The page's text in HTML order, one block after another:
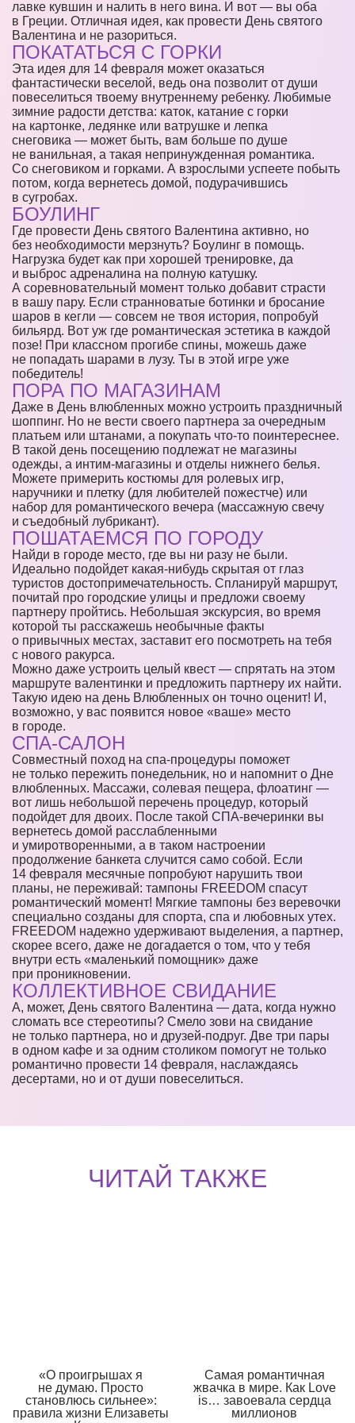
лавке кувшин и налить в него вина. И вот — вы оба
в Греции. Отличная идея, как провести День святого
Валентина и не разориться.
ПОКАТАТЬСЯ С ГОРКИ
Эта идея для 14 февраля может оказаться
фантастически веселой, ведь она позволит от души
повеселиться твоему внутреннему ребенку. Любимые
зимние радости детства: каток, катание с горки
на картонке, ледянке или ватрушке и лепка
снеговика — может быть, вам больше по душе
не ванильная, а такая непринужденная романтика.
Со снеговиком и горками. А взрослыми успеете побыть
потом, когда вернетесь домой, подурачившись
в сугробах.
БОУЛИНГ
Где провести День святого Валентина активно, но
без необходимости мерзнуть? Боулинг в помощь.
Нагрузка будет как при хорошей тренировке, да
и выброс адреналина на полную катушку.
А соревновательный момент только добавит страсти
в вашу пару. Если странноватые ботинки и бросание
шаров в кегли — совсем не твоя история, попробуй
бильярд. Вот уж где романтическая эстетика в каждой
позе! При классном прогибе спины, можешь даже
не попадать шарами в лузу. Ты в этой игре уже
победитель!
ПОРА ПО МАГАЗИНАМ
Даже в День влюбленных можно устроить праздничный
шоппинг. Но не вести своего партнера за очередным
платьем или штанами, а покупать что-то поинтереснее.
В такой день посещению подлежат не магазины
одежды, а интим-магазины и отделы нижнего белья.
Можете примерить костюмы для ролевых игр,
наручники и плетку (для любителей пожестче) или
набор для романтического вечера (массажную свечу
и съедобный лубрикант).
ПОШАТАЕМСЯ ПО ГОРОДУ
Найди в городе место, где вы ни разу не были.
Идеально подойдет какая-нибудь скрытая от глаз
туристов достопримечательность. Спланируй маршрут,
почитай про городские улицы и предложи своему
партнеру пройтись. Небольшая экскурсия, во время
которой ты расскажешь необычные факты
о привычных местах, заставит его посмотреть на тебя
с нового ракурса.
Можно даже устроить целый квест — спрятать на этом
маршруте валентинки и предложить партнеру их найти.
Такую идею на день Влюбленных он точно оценит! И,
возможно, у вас появится новое «ваше» место
в городе.
СПА-САЛОН
Совместный поход на спа-процедуры поможет
не только пережить понедельник, но и напомнит о Дне
влюбленных. Массажи, солевая пещера, флоатинг —
вот лишь небольшой перечень процедур, который
подойдет для двоих. После такой СПА-вечеринки вы
вернетесь домой расслабленными
и умиротворенными, а в таком настроении
продолжение банкета случится само собой. Если
14 февраля месячные попробуют нарушить твои
планы, не переживай: тампоны FREEDOM спасут
романтический момент! Мягкие тампоны без веревочки
специально созданы для спорта, спа и любовных утех.
FREEDOM надежно удерживают выделения, а партнер,
скорее всего, даже не догадается о том, что у тебя
внутри есть «маленький помощник» даже
при проникновении.
КОЛЛЕКТИВНОЕ СВИДАНИЕ
А, может, День святого Валентина — дата, когда нужно
сломать все стереотипы? Смело зови на свидание
не только партнера, но и друзей-подруг. Две три пары
в одном кафе и за одним столиком помогут не только
романтично провести 14 февраля, наслаждаясь
десертами, но и от души повеселиться.
ЧИТАЙ ТАКЖЕ
«О проигрышах я
не думаю. Просто
становлюсь сильнее»:
правила жизни Елизаветы
Самая романтичная
жвачка в мире. Как Love
is… завоевала сердца
миллионов